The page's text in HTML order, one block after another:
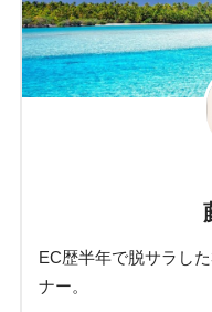
EC歴半年で脱サラし
ナー。